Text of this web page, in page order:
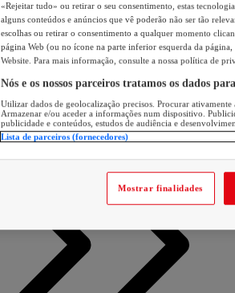
«Rejeitar tudo» ou retirar o seu consentimento, estas
alguns conteúdos e anúncios que vê poderão não ser tão
escolhas ou retirar o consentimento a qualquer momento
página Web (ou no ícone na parte inferior esquerda da página,
Website. Para mais informação, consulte a nossa política de
Nós e os nossos parceiros tratamos os dados
Utilizar dados de geolocalização precisos. Procurar
Armazenar e/ou aceder a informações num dispositivo.
publicidade e conteúdos, estudos de audiência e
Lista de parceiros (fornecedores)
Mostrar finalidades